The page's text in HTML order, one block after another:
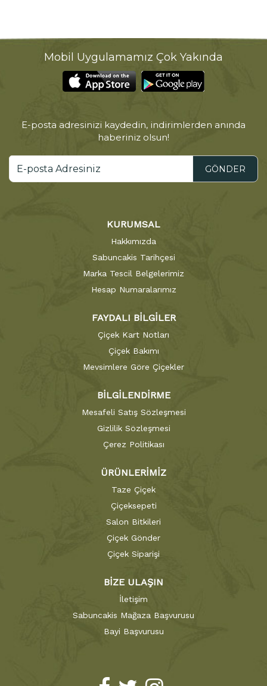
Mobil Uygulamamız Çok Yakında
E-posta adresinizi kaydedin, indirimlerden anında
haberiniz olsun!
GÖNDER
KURUMSAL
Hakkımızda
Sabuncakis Tarihçesi
Marka Tescil Belgelerimiz
Hesap Numaralarımız
FAYDALI BİLGİLER
Çiçek Kart Notları
Çiçek Bakımı
Mevsimlere Göre Çiçekler
BİLGİLENDİRME
Mesafeli Satış Sözleşmesi
Gizlilik Sözleşmesi
Çerez Politikası
ÜRÜNLERİMİZ
Taze Çiçek
Çiçeksepeti
Salon Bitkileri
Çiçek Gönder
Çiçek Siparişi
BİZE ULAŞIN
İletişim
Sabuncakis Mağaza Başvurusu
Bayi Başvurusu